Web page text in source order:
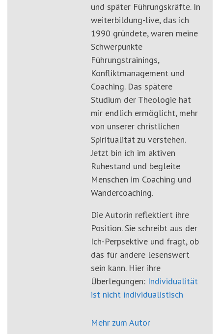
und später Führungskräfte. In
weiterbildung-live, das ich
1990 gründete, waren meine
Schwerpunkte
Führungstrainings,
Konfliktmanagement und
Coaching. Das spätere
Studium der Theologie hat
mir endlich ermöglicht, mehr
von unserer christlichen
Spiritualität zu verstehen.
Jetzt bin ich im aktiven
Ruhestand und begleite
Menschen im Coaching und
Wandercoaching.
Die Autorin reflektiert ihre
Position. Sie schreibt aus der
Ich-Perpsektive und fragt, ob
das für andere lesenswert
sein kann. Hier ihre
Überlegungen: Individualität
ist nicht individualistisch
Mehr zum Autor